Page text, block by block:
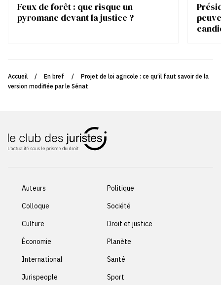
Feux de forêt : que risque un
pyromane devant la justice ?
Accueil / En bref /
Projet de loi agricole : ce qu’il faut savoir de la
version modifiée par le Sénat
Auteurs
Colloque
Culture
Économie
International
Jurispeople
Politique
Société
Droit et justice
Planète
Santé
Sport